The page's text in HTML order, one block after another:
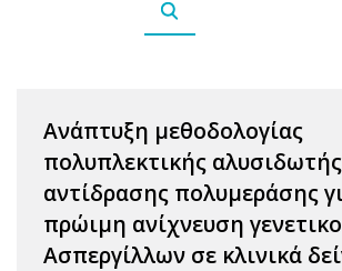
Ανάπτυξη μεθοδολογίας
πολυπλεκτικής αλυσιδωτής
αντίδρασης πολυμεράσης
πρώιμη ανίχνευση
Ασπεργίλλων σε κλινικά